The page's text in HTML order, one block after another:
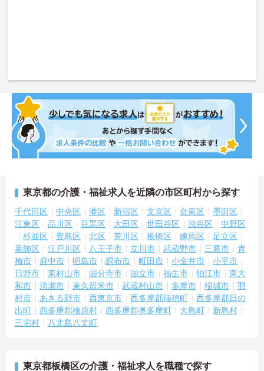
東京都の介護・福祉求人を近隣の市区町村から探す
千代田区 中央区 港区 新宿区 文京区 台東区
墨田区
江東区
品川区 目黒区 大田区 世田谷区 渋谷区
中野区
杉並区
豊島区 北区 荒川区 板橋区 練馬区
足立区
葛飾区
江戸川区 八王子市 立川市 武蔵野市 三鷹市
青
梅市
府中市 昭島市 調布市 町田市 小金井市
小平市
日野市
東村山市 国分寺市 国立市 福生市 狛江市
東大
和市
清瀬市 東久留米市 武蔵村山市 多摩市 稲城市
羽
村市
あきる野市 西東京市 西多摩郡瑞穂町
西多摩郡日の
出町
西多摩郡檜原村 西多摩郡奥多摩町 大島町
新島村
三宅村
八丈島八丈町
東京都板橋区の介護・福祉求人を職種で探す